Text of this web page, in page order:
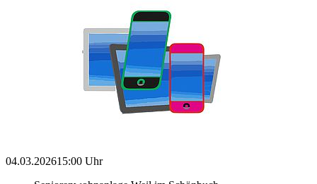
04.03.202615:00 Uhr